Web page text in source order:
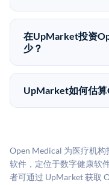
为FINRA注册的经纪
理合规、文件和结算
Pre-IPO持股主要有
售给其他买家，或持
种途径都受限于转让
做好多年持有的准备
在UpMarket投资
少？
UpMarket上大多数
50,000美元。具体
UpMarket如何估算
司可比倍数应用私有
息不对称。此估值不
Open Medical 为医疗机
软件，定位于数字健康软
者可通过 UpMarket 获取